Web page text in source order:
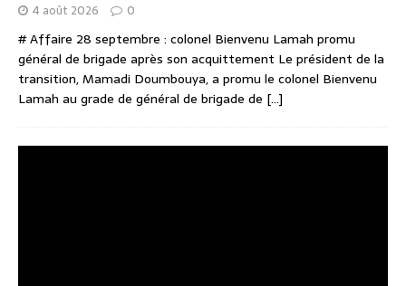
4 août 2026 0
# Affaire 28 septembre : colonel Bienvenu Lamah promu
général de brigade après son acquittement Le président de la
transition, Mamadi Doumbouya, a promu le colonel Bienvenu
Lamah au grade de général de brigade de [...]